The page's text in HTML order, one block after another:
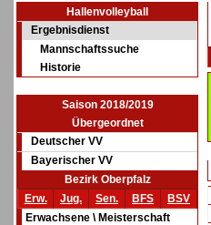
Hallenvolleyball
Ergebnisdienst
Mannschaftssuche
Historie
Saison 2018/2019
Übergeordnet
Deutscher VV
Bayerischer VV
Bezirk Oberpfalz
Erw.
Jug. Sen. BFS
BSV
Erwachsene \ Meisterschaft